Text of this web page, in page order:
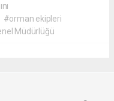
#orman ekipleri
Müdürlüğü